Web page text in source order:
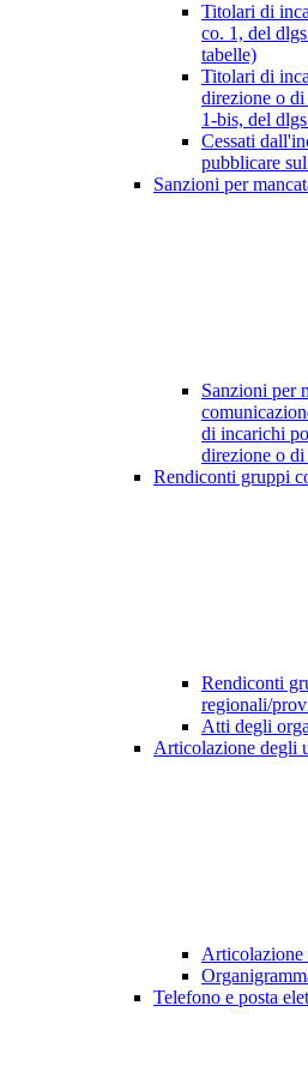
Titolari di
co. 1, del
tabelle)
Titolari di
direzione o
1-bis, del
Cessati
pubblicare
Sanzioni per
Sanzioni per
di incarichi
direzione o
Rendiconti gruppi
Rendiconti
regionali/
Atti degli
Articolazione degli
Telefono e posta